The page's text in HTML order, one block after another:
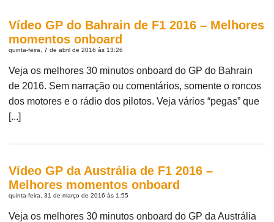
Vídeo GP do Bahrain de F1 2016 – Melhores
momentos onboard
quinta-feira, 7 de abril de 2016 às 13:26
Veja os melhores 30 minutos onboard do GP do Bahrain
de 2016. Sem narração ou comentários, somente o roncos
dos motores e o rádio dos pilotos. Veja vários “pegas” que
[...]
Vídeo GP da Austrália de F1 2016 –
Melhores momentos onboard
quinta-feira, 31 de março de 2016 às 1:55
Veja os melhores 30 minutos onboard do GP da Austrália